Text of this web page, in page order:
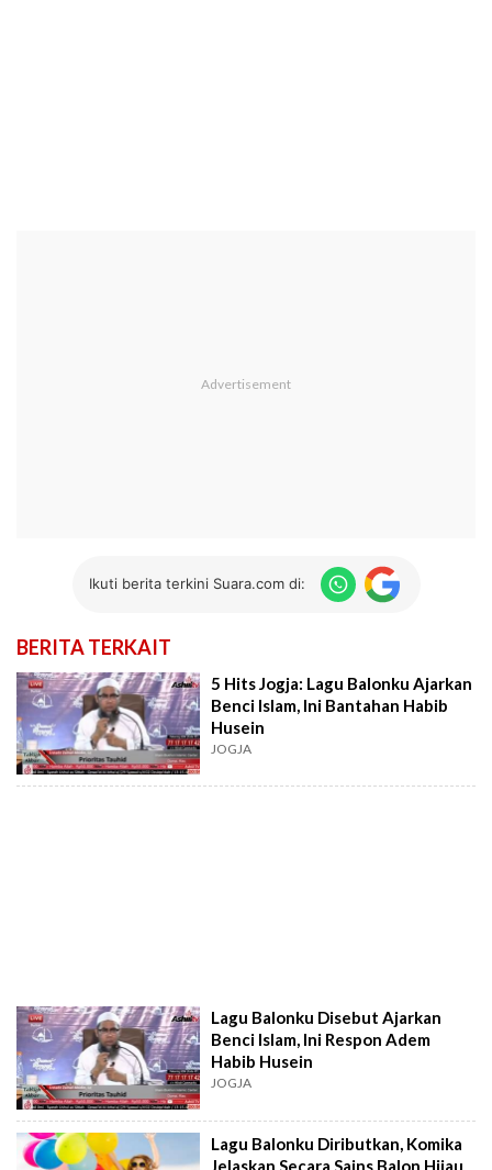
Ikuti berita terkini Suara.com di:
BERITA TERKAIT
5 Hits Jogja: Lagu Balonku Ajarkan
Benci Islam, Ini Bantahan Habib
Husein
JOGJA
Lagu Balonku Disebut Ajarkan
Benci Islam, Ini Respon Adem
Habib Husein
JOGJA
Lagu Balonku Diributkan, Komika
Jelaskan Secara Sains Balon Hijau